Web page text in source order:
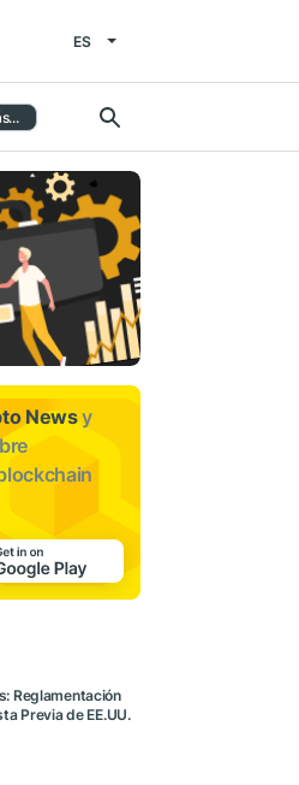
ES
Newsy
Reglamentación
Previa de EE.UU.